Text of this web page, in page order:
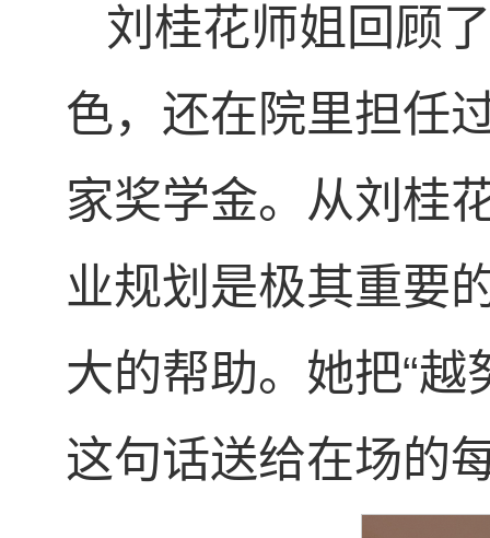
刘桂花师姐回顾
色，还在院里担任
家奖学金。从刘桂
业规划是极其重要
大的帮助。她把“
这句话送给在场的